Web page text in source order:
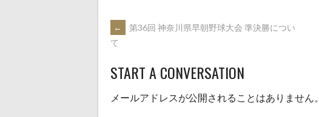
ま ウ
開
き
す)
POST
NAVIGATION
←
第36回 神奈川県早朝野球大会 準決勝につい
て
START A CONVERSATION
メールアドレスが公開されることはありません。